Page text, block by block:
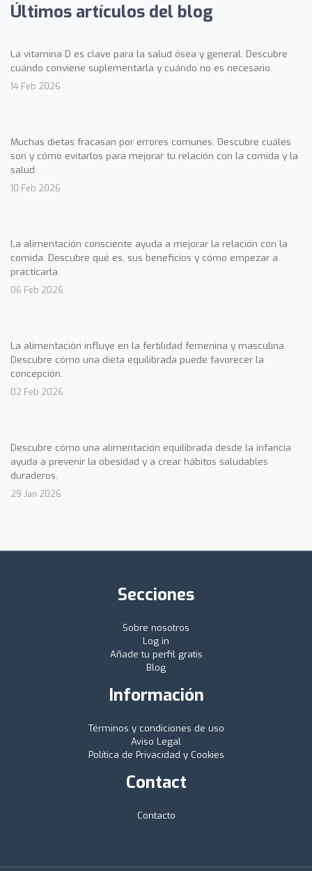
Últimos artículos del blog
La vitamina D es clave para la salud ósea y general. Descubre
cuándo conviene suplementarla y cuándo no es necesario.
14 Feb 2026
Muchas dietas fracasan por errores comunes. Descubre cuáles
son y cómo evitarlos para mejorar tu relación con la comida y la
salud.
10 Feb 2026
La alimentación consciente ayuda a mejorar la relación con la
comida. Descubre qué es, sus beneficios y cómo empezar a
practicarla.
06 Feb 2026
La alimentación influye en la fertilidad femenina y masculina.
Descubre cómo una dieta equilibrada puede favorecer la
concepción.
02 Feb 2026
Descubre cómo una alimentación equilibrada desde la infancia
ayuda a prevenir la obesidad y a crear hábitos saludables
duraderos.
29 Jan 2026
Secciones
Sobre nosotros
Log in
Añade tu perfil gratis
Blog
Información
Términos y condiciones de uso
Aviso Legal
Política de Privacidad y Cookies
Contact
Contacto